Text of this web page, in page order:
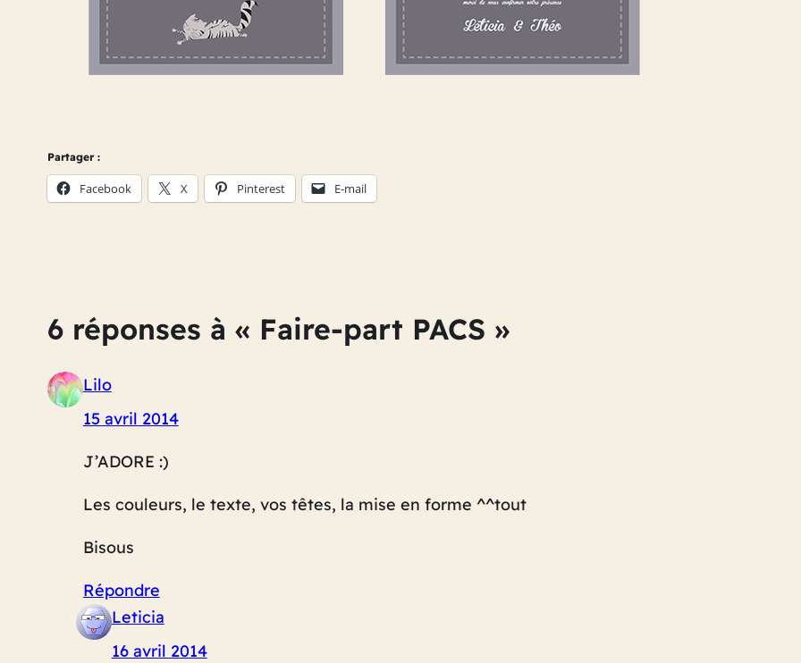
Partager :
Facebook X Pinterest E-mail
6 réponses à « Faire-part PACS »
Lilo
15 avril 2014
J’ADORE :)
Les couleurs, le texte, vos têtes, la mise en forme ^^tout
Bisous
Répondre
Leticia
16 avril 2014